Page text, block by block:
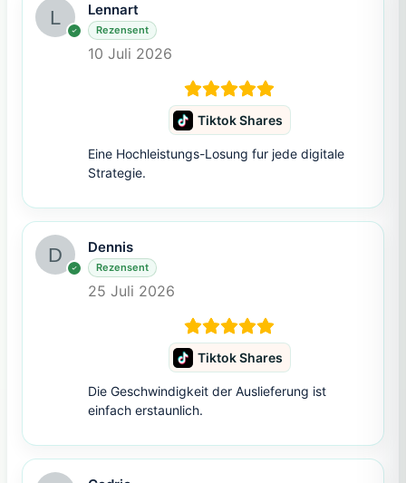
Lennart
Rezensent
10 Juli 2026
Tiktok Shares
Eine Hochleistungs-Losung fur jede digitale
Strategie.
Dennis
Rezensent
25 Juli 2026
Tiktok Shares
Die Geschwindigkeit der Auslieferung ist
einfach erstaunlich.